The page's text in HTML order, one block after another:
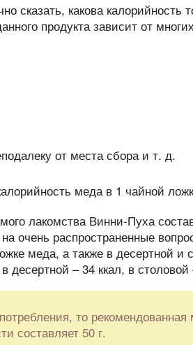
сказать, какова калорийность
продукта зависит от
от места сбора и т. д.
лакомства Винни-Пуха
очень распространенные
меда, а также в десертной и
десертной – 34 ккал, в столовой
то
составляет 50 г.